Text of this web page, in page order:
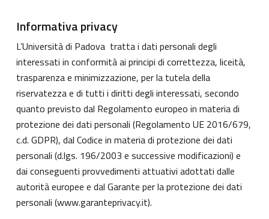
Informativa privacy
L’Università di Padova tratta i dati personali degli
interessati in conformità ai principi di correttezza, liceità,
trasparenza e minimizzazione, per la tutela della
riservatezza e di tutti i diritti degli interessati, secondo
quanto previsto dal Regolamento europeo in materia di
protezione dei dati personali (Regolamento UE 2016/679,
c.d. GDPR), dal Codice in materia di protezione dei dati
personali (d.lgs. 196/2003 e successive modificazioni) e
dai conseguenti provvedimenti attuativi adottati dalle
autorità europee e dal Garante per la protezione dei dati
personali (www.garanteprivacy.it).